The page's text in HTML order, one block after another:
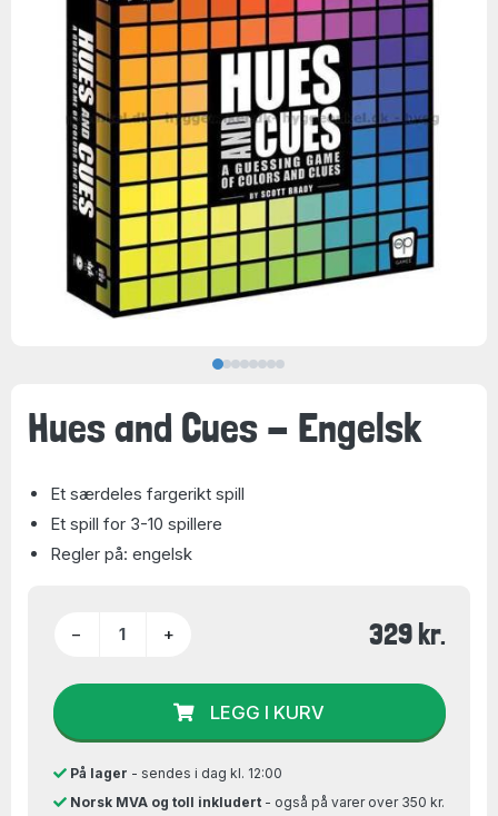
Hues and Cues - Engelsk
Et særdeles fargerikt spill
Et spill for 3-10 spillere
Regler på: engelsk
− + 329 kr.
LEGG I KURV
På lager - sendes i dag kl. 12:00
Norsk MVA og toll inkludert- også på varer over 350 kr.